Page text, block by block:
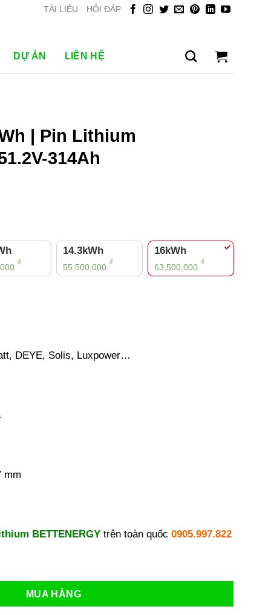
TÀI LIỆU HỎI ĐÁP
DỰ ÁN LIÊN HỆ
| Pin Lithium
314Ah
₫
14.3kWh
55,500,000
₫
16kWh
63,500,000
₫
DEYE, Solis, Luxpower…
mm
BETTENERGY trên toàn quốc 0905.997.822
MUA HÀNG